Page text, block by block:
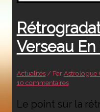
Verseau En
Actualités/ ParAstrologue
10 commentaires
Le point sur la